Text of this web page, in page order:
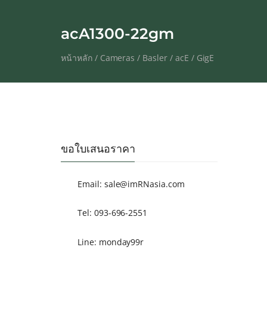
acA1300-22gm
หน้าหลัก/ Cameras / Basler/ acE / GigE
ขอใบเสนอราคา
Email: sale@imRNasia.com
Tel: 093-696-2551
Line: monday99r